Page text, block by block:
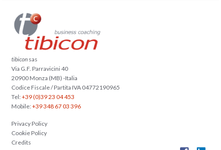
tibicon sas
Via G.F. Parravicini 40
20900 Monza (MB) -Italia
Codice Fiscale / Partita IVA 04772190965
Tel:+39 (0)39 23 04 453
Mobile:+39 348 67 03 396
Privacy Policy
Cookie Policy
Credits